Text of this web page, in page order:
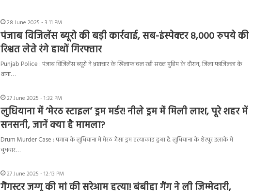
28 June 2025 - 3:11 PM
पंजाब विजिलेंस ब्यूरो की बड़ी कार्रवाई, सब-इंस्पेक्टर 8,000 रुपये की
रिश्वत लेते रंगे हाथों गिरफ्तार
Punjab Police : पंजाब विजिलेंस ब्यूरो ने भ्रष्टाचार के खिलाफ चल रही सख्त मुहिम के दौरान, जिला फाजिल्का के
थाना…
27 June 2025 - 1:32 PM
लुधियाना में ‘मेरठ स्टाइल’ ड्रम मर्डर! नीले ड्रम में मिली लाश, पूरे शहर में
सनसनी, जानें क्या है मामला?
Drum Murder Case : पंजाब के लुधियाना में मेरठ जैसा ड्रम हत्याकांड हुआ है. लुधियाना के शेरपुर इलाके में
बुधवार…
27 June 2025 - 12:13 PM
गैंगस्टर जग्गू की मां की सरेआम हत्या! बंबीहा गैंग ने ली जिम्मेदारी,